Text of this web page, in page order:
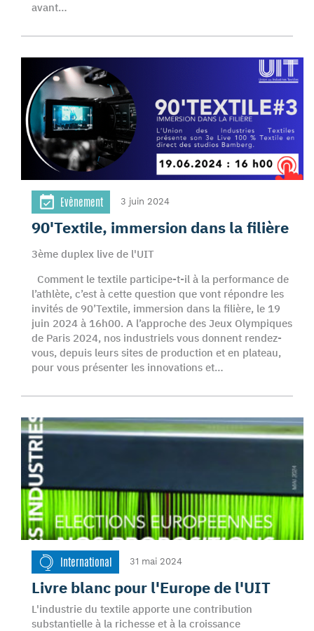
avant…
Evènement 3 juin 2024
90'Textile, immersion dans la filière
3ème duplex live de l'UIT
Comment le textile participe-t-il à la performance de
l’athlète, c’est à cette question que vont répondre les
invités de 90’Textile, immersion dans la filière, le 19
juin 2024 à 16h00. A l’approche des Jeux Olympiques
de Paris 2024, nos industriels vous donnent rendez-
vous, depuis leurs sites de production et en plateau,
pour vous présenter les innovations et…
International 31 mai 2024
Livre blanc pour l'Europe de l'UIT
L'industrie du textile apporte une contribution
substantielle à la richesse et à la croissance